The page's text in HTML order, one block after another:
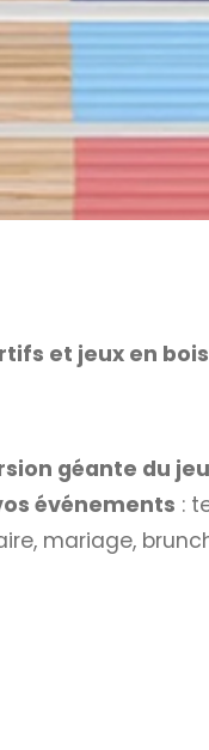
et jeux en bois
géante du
événements :
mariage,